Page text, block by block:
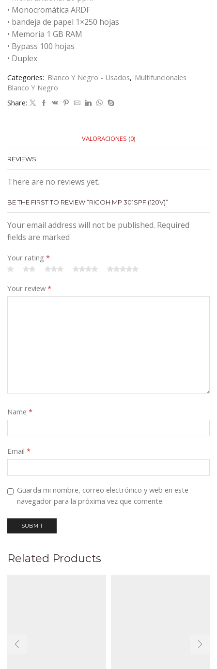
• Monocromática ARDF
• bandeja de papel 1×250 hojas
• Memoria 1 GB RAM
• Bypass 100 hojas
• Duplex
Categories: Blanco Y Negro - Usados, Multifuncionales
Blanco Y Negro
Share:
VALORACIONES (0)
REVIEWS
There are no reviews yet.
BE THE FIRST TO REVIEW “RICOH MP 301SPF (120V)”
Your email address will not be published. Required
fields are marked
Your rating *
Your review *
Name *
Email *
Guarda mi nombre, correo electrónico y web en este
navegador para la próxima vez que comente.
Related Products